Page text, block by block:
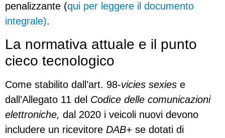
penalizzante (qui per leggere il documento
integrale).
La normativa attuale e il punto
cieco tecnologico
Come stabilito dall’art. 98-vicies sexies e
dall’Allegato 11 del Codice delle comunicazioni
elettroniche, dal 2020 i veicoli nuovi devono
includere un ricevitore DAB+ se dotati di